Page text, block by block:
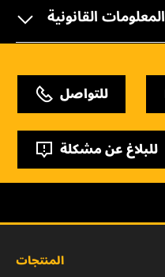
المعلومات القانونية
للتواصل
للبلاغ عن مشكلة
المنتجات